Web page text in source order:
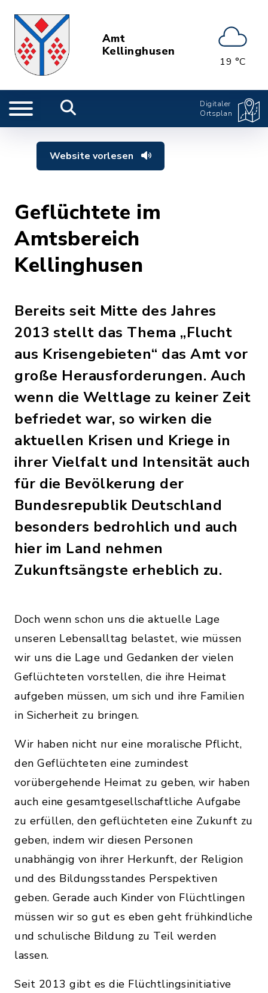
Amt
Kellinghusen
19 °C
Digitaler
Ortsplan
Website vorlesen
Geflüchtete im
Amtsbereich
Kellinghusen
Bereits seit Mitte des Jahres
2013 stellt das Thema „Flucht
aus Krisengebieten“ das Amt vor
große Herausforderungen. Auch
wenn die Weltlage zu keiner Zeit
befriedet war, so wirken die
aktuellen Krisen und Kriege in
ihrer Vielfalt und Intensität auch
für die Bevölkerung der
Bundesrepublik Deutschland
besonders bedrohlich und auch
hier im Land nehmen
Zukunftsängste erheblich zu.
Doch wenn schon uns die aktuelle Lage
unseren Lebensalltag belastet, wie müssen
wir uns die Lage und Gedanken der vielen
Geflüchteten vorstellen, die ihre Heimat
aufgeben müssen, um sich und ihre Familien
in Sicherheit zu bringen.
Wir haben nicht nur eine moralische Pflicht,
den Geflüchteten eine zumindest
vorübergehende Heimat zu geben, wir haben
auch eine gesamtgesellschaftliche Aufgabe
zu erfüllen, den geflüchteten eine Zukunft zu
geben, indem wir diesen Personen
unabhängig von ihrer Herkunft, der Religion
und des Bildungsstandes Perspektiven
geben. Gerade auch Kinder von Flüchtlingen
müssen wir so gut es eben geht frühkindliche
und schulische Bildung zu Teil werden
lassen.
Seit 2013 gibt es die Flüchtlingsinitiative